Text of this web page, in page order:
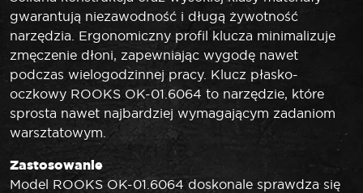
gwarantują niezawodność i długą żywotność
narzędzia. Ergonomiczny profil klucza minimalizuje
zmęczenie dłoni, zapewniając wygodę nawet
podczas wielogodzinnej pracy. Klucz płasko-
oczkowy ROOKS OK-01.6064 to narzędzie, które
sprosta nawet najbardziej wymagającym zadaniom
warsztatowym.
Zastosowanie
Model ROOKS OK-01.6064 doskonale sprawdza się